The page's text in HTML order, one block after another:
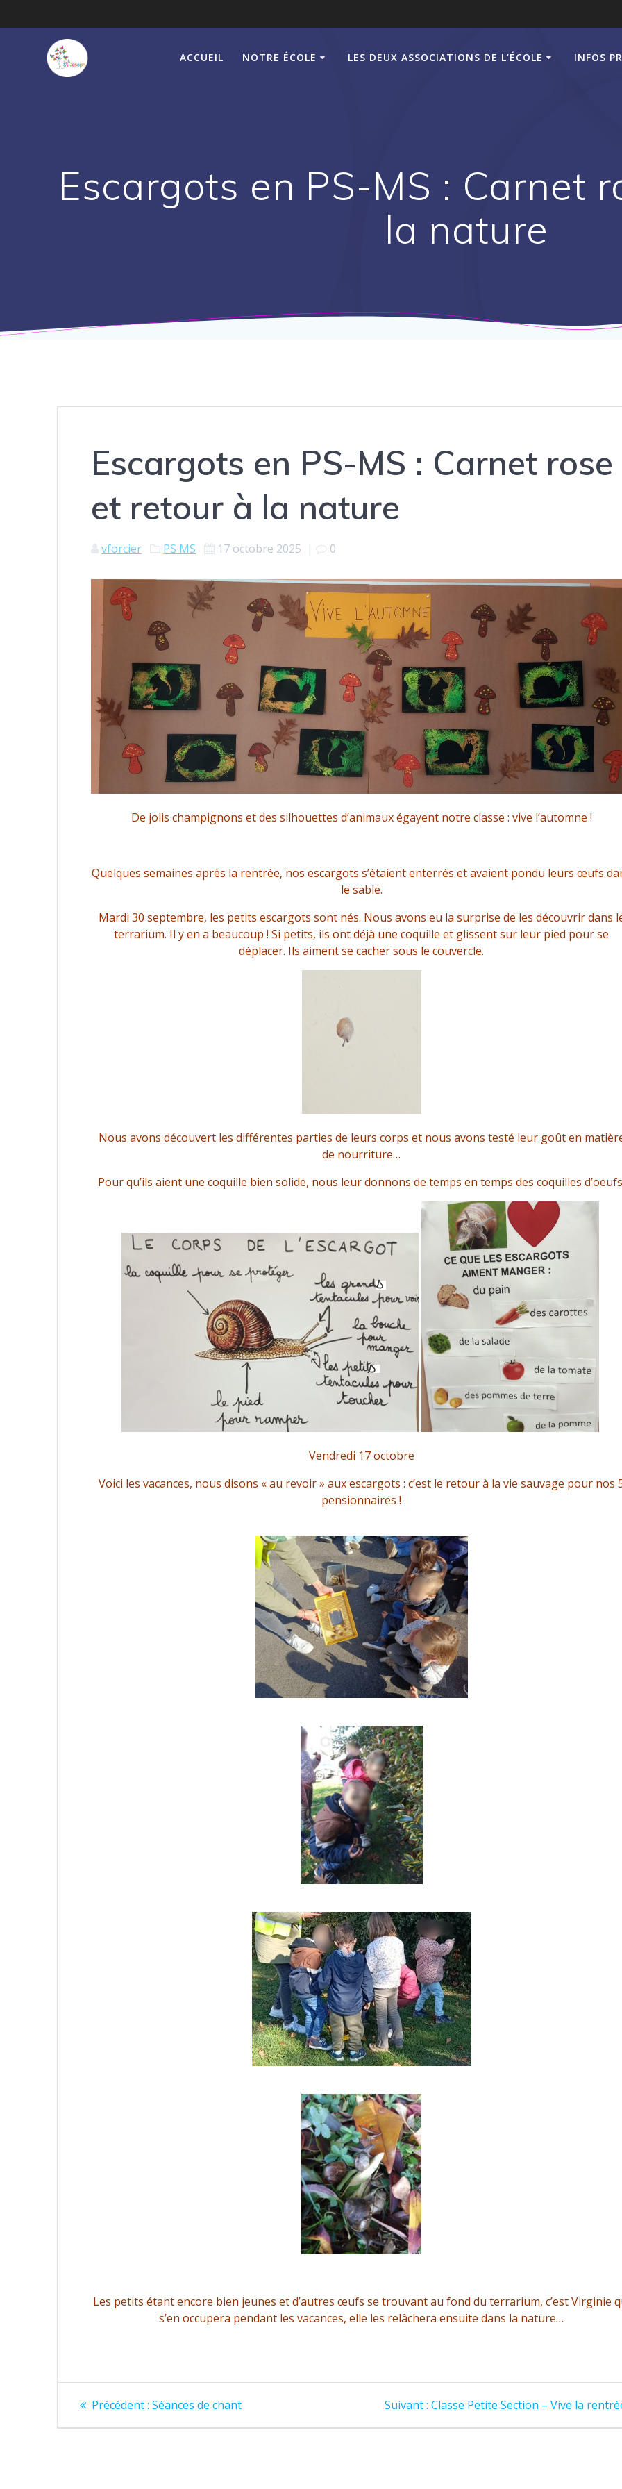
au
ACCUEIL NOTRE ÉCOLE LES DEUX ASSOCIATIONS DE L’ÉCOLE INFOS
Escargots en PS-MS : Carnet
la nature
Escargots en PS-MS : Carnet rose
et retour à la nature
vforcier PS MS 17 octobre 2025 | 0
De jolis champignons et des silhouettes d’animaux égayent notre classe : vive l’automne !
Quelques semaines après la rentrée, nos escargots s’étaient enterrés et avaient pondu leurs œufs
le sable.
Mardi 30 septembre, les petits escargots sont nés. Nous avons eu la surprise de les découvrir dans
terrarium. Il y en a beaucoup ! Si petits, ils ont déjà une coquille et glissent sur leur pied pour se
déplacer. Ils aiment se cacher sous le couvercle.
Nous avons découvert les différentes parties de leurs corps et nous avons testé leur goût en
de nourriture…
Pour qu’ils aient une coquille bien solide, nous leur donnons de temps en temps des coquilles
Vendredi 17 octobre
Voici les vacances, nous disons « au revoir » aux escargots : c’est le retour à la vie sauvage pour nos
pensionnaires !
Les petits étant encore bien jeunes et d’autres œufs se trouvant au fond du terrarium, c’est Virginie
s’en occupera pendant les vacances, elle les relâchera ensuite dans la nature…
Navigation
de
Précédent : Article
Séances de chant Suivant : Article
Classe Petite Section – Vive la